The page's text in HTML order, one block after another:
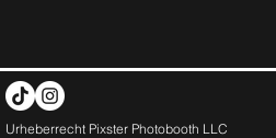
Urheberrecht Pixster Photobooth LLC